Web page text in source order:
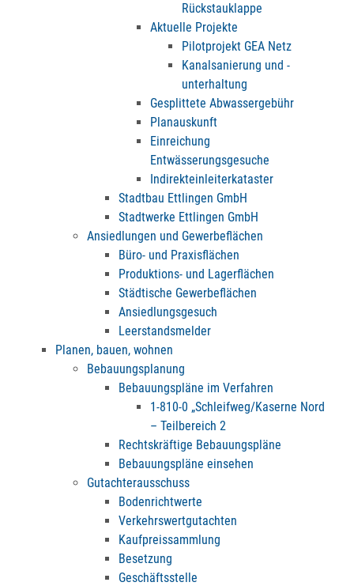
Rückstauklappe
Aktuelle Projekte
Pilotprojekt GEA Netz
Kanalsanierung und -
unterhaltung
Gesplittete Abwassergebühr
Planauskunft
Einreichung
Entwässerungsgesuche
Indirekteinleiterkataster
Stadtbau Ettlingen GmbH
Stadtwerke Ettlingen GmbH
Ansiedlungen und Gewerbeflächen
Büro- und Praxisflächen
Produktions- und Lagerflächen
Städtische Gewerbeflächen
Ansiedlungsgesuch
Leerstandsmelder
Planen, bauen, wohnen
Bebauungsplanung
Bebauungspläne im Verfahren
1-810-0 „Schleifweg/Kaserne Nord
– Teilbereich 2
Rechtskräftige Bebauungspläne
Bebauungspläne einsehen
Gutachterausschuss
Bodenrichtwerte
Verkehrswertgutachten
Kaufpreissammlung
Besetzung
Geschäftsstelle